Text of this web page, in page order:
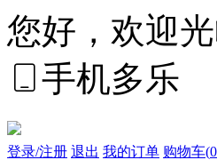
您好，欢迎
手机多乐
登录/注册 退出 我的订单 购物车(0